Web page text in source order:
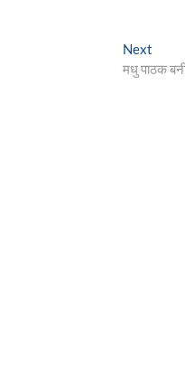
Next
post:
मधु पाठक